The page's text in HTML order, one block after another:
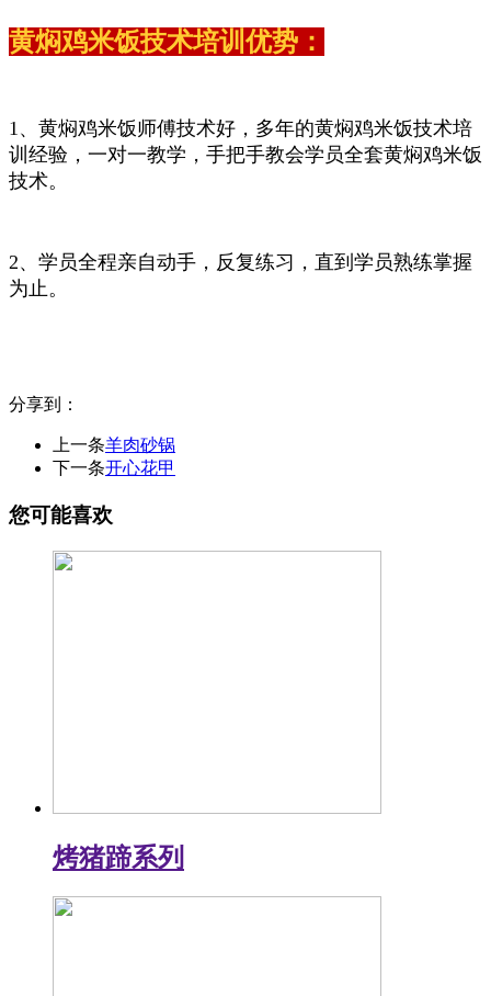
黄焖鸡米饭技术培训优势：
1、黄焖鸡米饭师傅技术好，多年的黄焖鸡米饭技术培
训经验，一对一教学，手把手教会学员全套黄焖鸡米饭
技术。
2、学员全程亲自动手，反复练习，直到学员熟练掌握
为止。
分享到：
上一条羊肉砂锅
下一条开心花甲
您可能喜欢
烤猪蹄系列